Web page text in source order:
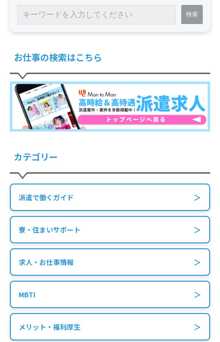
お仕事の検索はこちら
カテゴリー
派遣で働くガイド ＞
寮・住まいサポート ＞
求人・お仕事情報 ＞
MBTI ＞
メリット・福利厚生 ＞